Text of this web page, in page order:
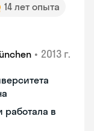
14 лет опыта
• 2013 г.
работала в